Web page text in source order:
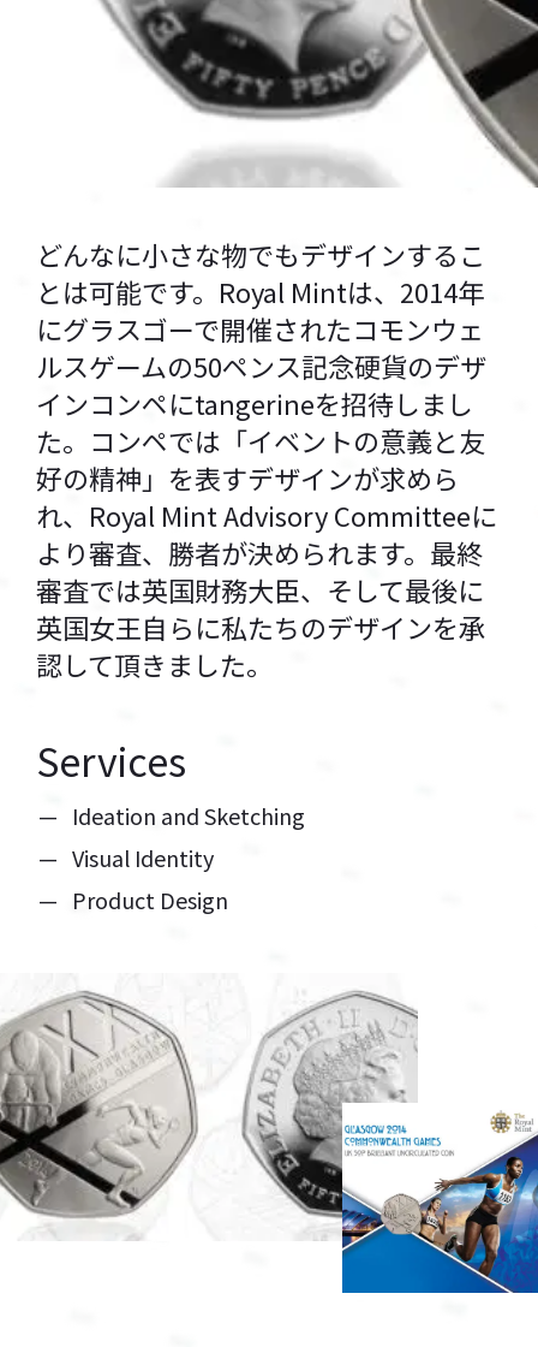
どんなに小さな物でもデザインするこ
とは可能です。Royal Mintは、2014年
にグラスゴーで開催されたコモンウェ
ルスゲームの50ペンス記念硬貨のデザ
インコンペにtangerineを招待しまし
た。コンペでは「イベントの意義と友
好の精神」を表すデザインが求めら
れ、Royal Mint Advisory Committeeに
より審査、勝者が決められます。最終
審査では英国財務大臣、そして最後に
英国女王自らに私たちのデザインを承
認して頂きました。
Services
Ideation and Sketching
Visual Identity
Product Design